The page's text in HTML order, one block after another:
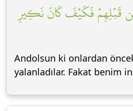
قَبۡلِهِمۡ فَكَيۡفَ كَانَ نَكِيرِ
Andolsun ki onlardan
yalanladılar. Fakat benim